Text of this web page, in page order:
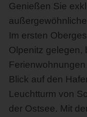
Genießen Sie
Im ersten
Olpenitz gelegen,
Blick auf den
Leuchtturm von
der Ostsee. Mit